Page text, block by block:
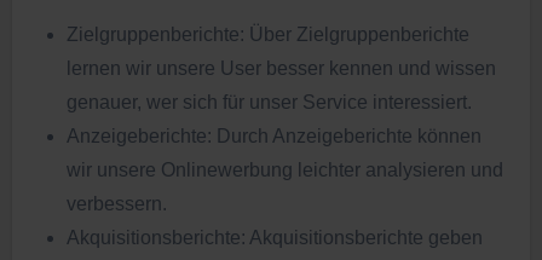
Zielgruppenberichte: Über Zielgruppenberichte
lernen wir unsere User besser kennen und wissen
genauer, wer sich für unser Service interessiert.
Anzeigeberichte: Durch Anzeigeberichte können
wir unsere Onlinewerbung leichter analysieren und
verbessern.
Akquisitionsberichte: Akquisitionsberichte geben